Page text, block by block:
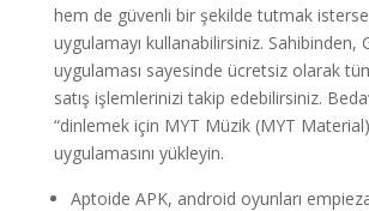
hem de güvenli bir şekilde tutmak
uygulamayı kullanabilirsiniz. Sahibinden,
uygulaması sayesinde ücretsiz olarak
satış işlemlerinizi takip edebilirsiniz.
“dinlemek için MYT Müzik (MYT
uygulamasını yükleyin.
Aptoide APK, android oyunları